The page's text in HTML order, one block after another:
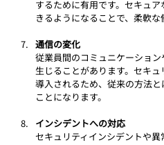
するために有用です。セキュ
きるようになることで、柔軟な
通信の変化
従業員間のコミュニケーショ
生じることがあります。セキ
導入されるため、従来の方法
ことになります。
インシデントへの対応
セキュリティインシデントや